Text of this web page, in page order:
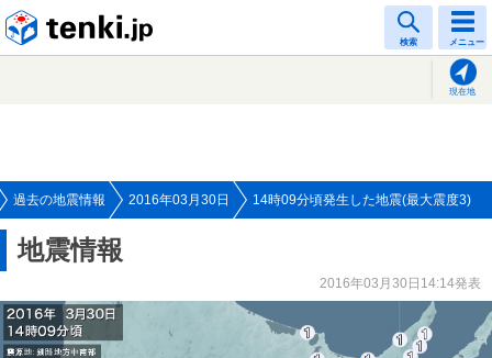
検索 メニュー
現在地
過去の地震情報 2016年03月30日 14時09分頃発生した地震(最大震度3)
地震情報
2016年03月30日14:14発表